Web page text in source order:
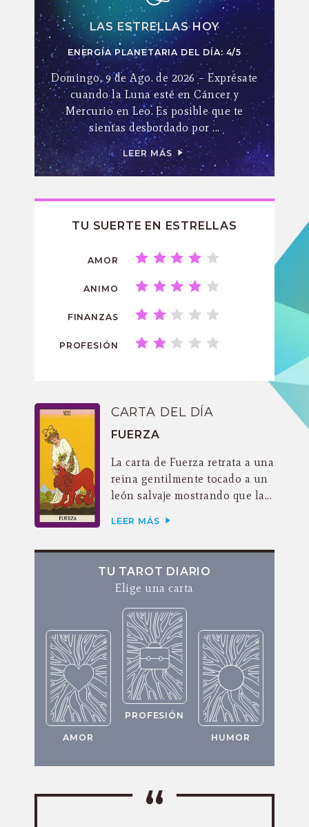
LAS ESTRELLAS HOY
ENERGÍA PLANETARIA DEL DÍA: 4/5
Domingo, 9 de Ago. de 2026 – Exprésate
cuando la Luna esté en Cáncer y
Mercurio en Leo. Es posible que te
sientas desbordado por ...
LEER MÁS
TU SUERTE EN ESTRELLAS
AMOR
ANIMO
FINANZAS
PROFESIÓN
CARTA DEL DÍA
FUERZA
La carta de Fuerza retrata a una
reina gentilmente tocado a un
león salvaje mostrando que la...
LEER MÁS
TU TAROT DIARIO
Elige una carta
AMOR
PROFESIÓN
HUMOR